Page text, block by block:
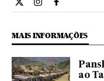
Internacional El País
Internacional El
MAIS INFORMAÇÕES
ao